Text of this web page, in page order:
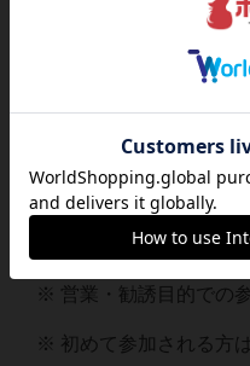
参加費 都度 1500円
※最新情報は、下記の
https://band.us/n/
※ 営業・勧誘目的での
※ 初めて参加される方